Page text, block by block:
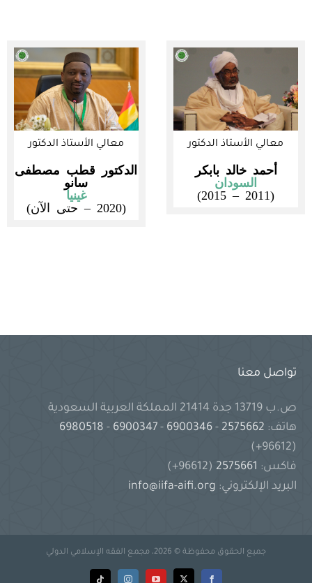
معالي الأستاذ الدكتور
أحمد خالد بابكر
السودان
(2011 – 2015)
معالي الأستاذ الدكتور
الدكتور قطب مصطفى
سانو
غينيا
(2020 – حتى الآن)
تواصل معنا
ص.ب 13719 جدة 21414 المملكة العربية السعودية
هاتف:
-
6900346
-
6900347
-
(96612+)
فاكس:
(96612+)
البريد الإلكتروني: info@iifa-aifi.org
جميع الحقوق محفوظة © 2026، مجمع الفقه الإسلامي الدولي